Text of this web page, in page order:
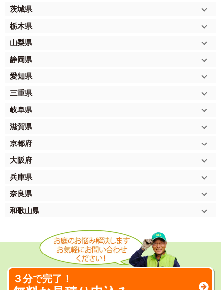
茨城県
栃木県
山梨県
静岡県
愛知県
三重県
岐阜県
滋賀県
京都府
大阪府
兵庫県
奈良県
和歌山県
３分で完了！